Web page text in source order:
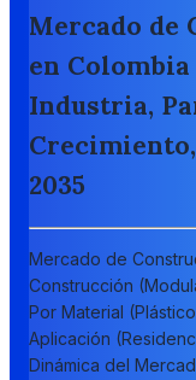
Mercado de
en Colombia
Industria,
2035
Mercado de
Construcción
Por Material
Aplicación
Dinámica del